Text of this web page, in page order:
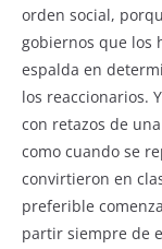
orden social,
gobiernos que los
espalda en
los reaccionarios.
con retazos de
como cuando se
convirtieron en
preferible
partir siempre de